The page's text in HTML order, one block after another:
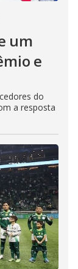
um
e
do
a resposta